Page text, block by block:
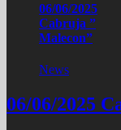
06/06/2025
Cabruja ”
Malecon”
News
06/06/2025